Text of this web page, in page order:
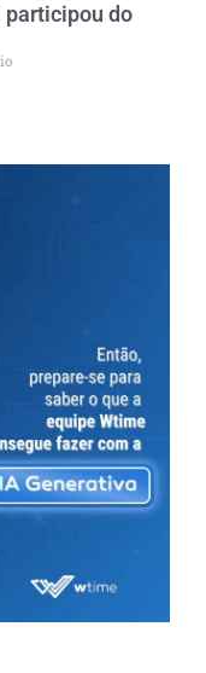
participou do